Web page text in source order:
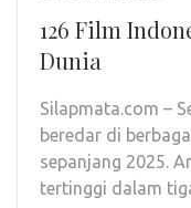
126 Film
Dunia
Silapmata.com –
beredar di
sepanjang 2025.
tertinggi dalam